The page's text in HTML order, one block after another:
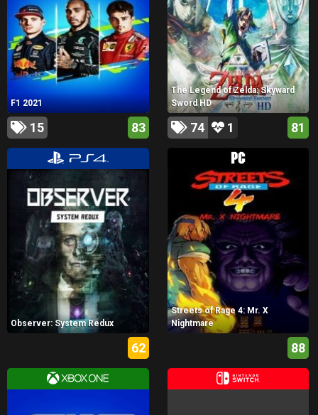
F1 2021
15 83
The Legend of Zelda: Skyward
Sword HD
74 1 81
Observer: System Redux
62
Streets of Rage 4: Mr. X
Nightmare
88